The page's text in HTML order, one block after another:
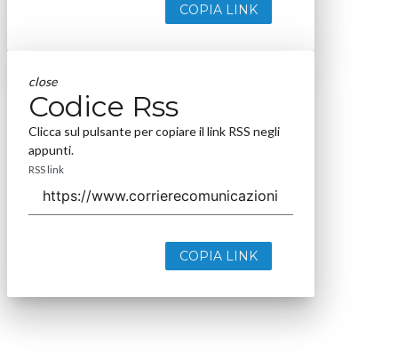
COPIA LINK
close
Codice Rss
Clicca sul pulsante per copiare il link RSS negli
appunti.
RSS link
COPIA LINK